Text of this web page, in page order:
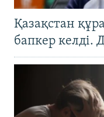
Қазақстан
бапкер келді.